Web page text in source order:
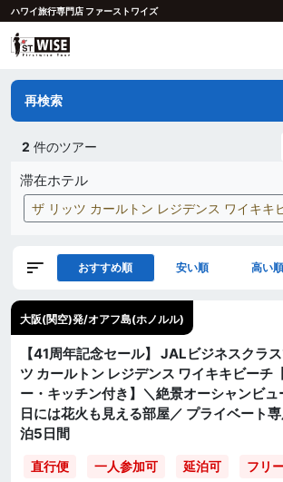
ハワイ旅行専門店 ファーストワイズ
再検索
2 件のツアー
滞在ホテル
ザ リッツ カールトン レジデンス ワイキキ
おすすめ順 安い順 高い順
大阪(関空)発/オアフ島(ホノルル)
【41周年記念セール】 JALビジネスクラ
ツ カールトン レジデンス ワイキキビーチ
ー・キッチン付き】＼絶景オーシャンビ
日には花火も見える部屋／ プライベート
泊5日間
直行便 一人参加可 延泊可 フリ